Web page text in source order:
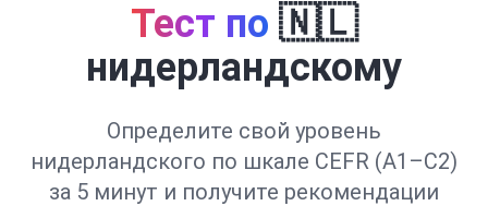
Тест по 🇳🇱
нидерландскому
Определите свой уровень
нидерландского по шкале CEFR (A1–C2)
за 5 минут и получите рекомендации